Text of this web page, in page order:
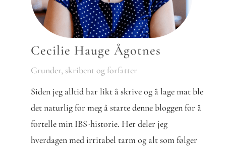
Cecilie Hauge Ågotnes
Grunder, skribent og forfatter
Siden jeg alltid har likt å skrive og å lage mat ble
det naturlig for meg å starte denne bloggen for å
fortelle min IBS-historie. Her deler jeg
hverdagen med irritabel tarm og alt som følger